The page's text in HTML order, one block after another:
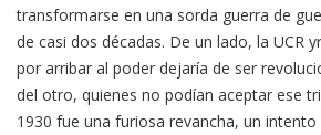
transformarse en una sorda guerra de
de casi dos décadas. De un lado, la UCR
por arribar al poder dejaría de ser
del otro, quienes no podían aceptar ese
1930 fue una furiosa revancha, un